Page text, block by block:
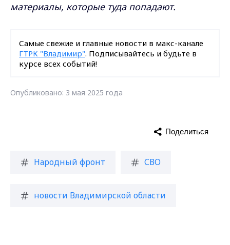
материалы, которые туда попадают.
Самые свежие и главные новости в макс-канале
ГТРК "Владимир". Подписывайтесь и будьте в
курсе всех событий!
Опубликовано: 3 мая 2025 года
Народный фронт СВО
новости Владимирской области
Поделиться